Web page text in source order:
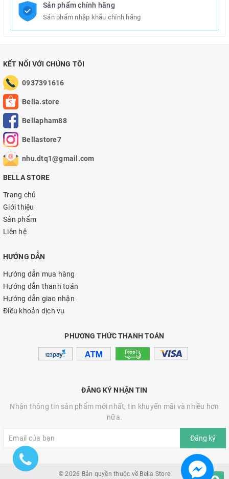
Sản phẩm chính hãng
Sản phẩm nhập khẩu chính hãng
KẾT NỐI VỚI CHÚNG TÔI
0937391616
Bella.store
Bellapham88
Bellastore7
nhu.dtq1@gmail.com
BELLA STORE
Trang chủ
Giới thiệu
Sản phẩm
Liên hệ
HƯỚNG DẪN
Hướng dẫn mua hàng
Hướng dẫn thanh toán
Hướng dẫn giao nhận
Điều khoản dịch vụ
PHƯƠNG THỨC THANH TOÁN
ĐĂNG KÝ NHẬN TIN
Nhận thông tin sản phẩm mới nhất, tin khuyến mãi và nhiều hơn
nữa.
Đăng ký
© 2026 Bản quyền thuộc về Bella Store